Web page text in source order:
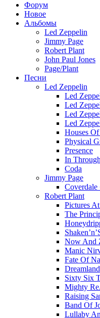
Форум
Новоe
Альбомы
Led Zeppelin
Jimmy Page
Robert Plant
John Paul Jones
Page/Plant
Песни
Led Zeppelin
Led
Led
Led
Led
Houses
Physical
Presence
In
Coda
Jimmy Page
Coverdale
Robert Plant
Pictures
The
Now And
Manic
Fate Of
Dreamland
Sixty Six
Mighty
Raising
Band Of
Lullaby